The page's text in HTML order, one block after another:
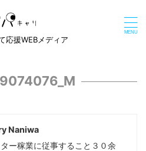
応援WEBメディア
Naniwa
ー稼業に従事すること３０余